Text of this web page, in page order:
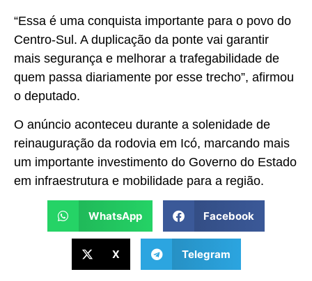
“Essa é uma conquista importante para o povo do
Centro-Sul. A duplicação da ponte vai garantir
mais segurança e melhorar a trafegabilidade de
quem passa diariamente por esse trecho”, afirmou
o deputado.
O anúncio aconteceu durante a solenidade de
reinauguração da rodovia em Icó, marcando mais
um importante investimento do Governo do Estado
em infraestrutura e mobilidade para a região.
WhatsApp Facebook
X Telegram